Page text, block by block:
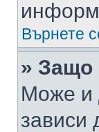
Върнете
» Защо
Може и
зависи